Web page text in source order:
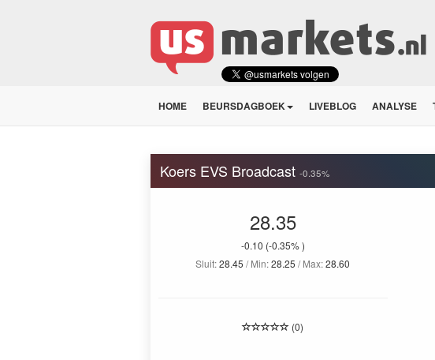
HOME BEURSDAGBOEK LIVEBLOG ANALYSE
Koers EVS Broadcast -0.35%
28.35
-0.10 (-0.35% )
Sluit:28.45/ Min:28.25/ Max:28.60
(0)